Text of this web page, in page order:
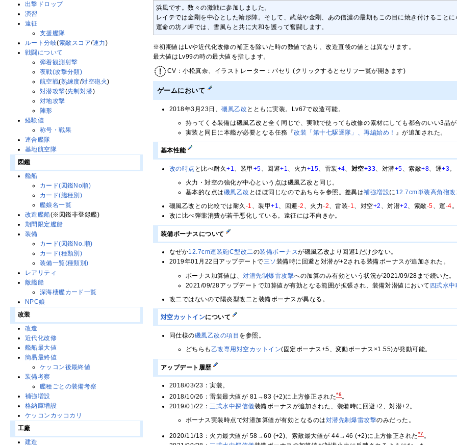
浜風です。数々の激戦に参加しました。
レイテでは金剛を中心とした輪形陣。そして、武蔵や金剛、あの信濃の最期もこの目に焼き付けることに
運命の坊ノ岬では、雪風らと共に大和を護って奮闘します。
※初期値はLvや近代化改修の補正を除いた時の数値であり、改造直後の値とは異なります。
最大値はLv99の時の最大値を指します。
CV：小松真奈、イラストレーター：パセリ (クリックするとセリフ一覧が開きます)
ゲームにおいて
2018年3月23日、磯風乙改 とともに実装。Lv67で改造可能。
持ってくる装備は磯風乙改と全く同じで、実戦で使っても改修の素材にしても都合のいい3品が
実装と同日に本艦が必要となる任務『改装「第十七駆逐隊」、再編始め！ 』が追加された。
基本性能
改の時点 と比べ耐久+1 、装甲 +5 、回避+1 、火力+15 、雷装+4 対空+33 、対潜+5 、索敵+8 、運+3。
火力・対空の強化が中心という点は磯風乙改と同じ。
基本的な点は磯風乙改 とほぼ同じなのであちらを参照。差異は補強増設に 12.7cm単装高角砲改
磯風乙改との比較では耐久 -1 、装甲+1、回避-2 、火力-2、雷装-1、対空+2 、対潜+2、索敵-5、運-4。
改に比べ弾薬消費が若干悪化している。遠征には不向きか。
装備ボーナスについて
なぜか12.7cm連装砲C型改二の装備ボーナスが磯風乙改より回避1だけ少ない。
2019年01月22日アップデートで三ソ装備時に回避と対潜が+2される装備ボーナスが追加された。
ボーナス加算値は、対潜先制爆雷攻撃への加算のみ有効という状況が2021/09/28まで続いた。
2021/09/28アップデートで加算値が有効となる範囲が拡張され、装備対潜値において 四式水中
改二ではないので陽炎型改二と装備ボーナスが異なる。
対空カットインについて
同仕様の磯風乙改の項目 を参照。
どちらも 乙改専用対空カットイン(固定ボーナス+5、変動ボーナス×1.55)が発動可能。
アップデート履歴
2018/03/23：実装。
2018/10/26：雷装最大値が 81→83 (+2)に上方修正された*6。
2019/01/22：三式水中探信儀装備ボーナスが追加された、装備時に回避+2、対潜+2。
ボーナス実装時点で対潜加算値が有効となるのは対潜先制爆雷攻撃のみだった。
2020/11/13：火力最大値が 58→60 (+2)、索敵最大値が 44→46 (+2)に上方修正された*7。
出撃ドロップ
演習
遠征
支援艦隊
ルート分岐(索敵スコア/速力)
戦闘について
弾着観測射撃
夜戦(攻撃分類)
航空戦(熟練度/対空砲火)
対潜攻撃(先制対潜)
対地攻撃
陣形
経験値
称号・戦果
連合艦隊
基地航空隊
図鑑
艦船
カード(図鑑No順)
カード(艦種別)
艦娘名一覧
改造艦船(※図鑑非登録艦)
期間限定艦船
装備
カード(図鑑No.順)
カード(種類別)
装備一覧(種類別)
レアリティ
敵艦船
深海棲艦カード一覧
NPC娘
改装
改造
近代化改修
艦船最大値
簡易最終値
ケッコン後最終値
装備考察
艦種ごとの装備考察
補強増設
格納庫増設
ケッコンカッコカリ
工廠
建造